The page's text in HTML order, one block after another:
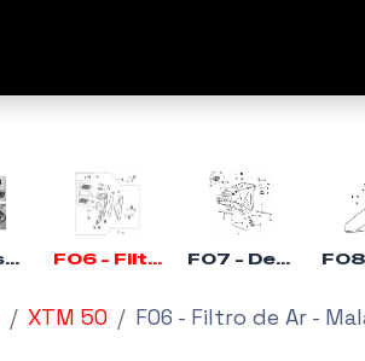
F05 - Escape - Malaguti XTM 50 F06 - Filtro de Ar - Malaguti XTM 50 F07 - Deposito de Combustivel - Malaguti XTM 50
XTM 50 F06 - Filtro de Ar -